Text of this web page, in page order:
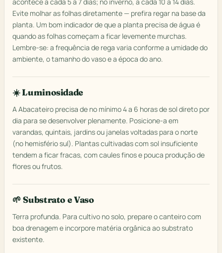
Evite molhar as folhas diretamente — prefira regar na base da
planta. Um bom indicador de que a planta precisa de água é
quando as folhas começam a ficar levemente murchas.
Lembre-se: a frequência de rega varia conforme a umidade do
ambiente, o tamanho do vaso e a época do ano.
☀️ Luminosidade
A Abacateiro precisa de no mínimo 4 a 6 horas de sol direto por
dia para se desenvolver plenamente. Posicione-a em
varandas, quintais, jardins ou janelas voltadas para o norte
(no hemisfério sul). Plantas cultivadas com sol insuficiente
tendem a ficar fracas, com caules finos e pouca produção de
flores ou frutos.
🌱 Substrato e Vaso
Terra profunda. Para cultivo no solo, prepare o canteiro com
boa drenagem e incorpore matéria orgânica ao substrato
existente.